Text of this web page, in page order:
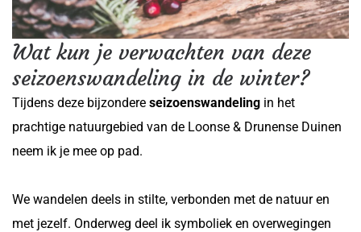
Wat kun je verwachten van deze
seizoenswandeling in de winter?
Tijdens deze bijzondere seizoenswandeling in het
prachtige natuurgebied van de Loonse & Drunense Duinen
neem ik je mee op pad.
We wandelen deels in stilte, verbonden met de natuur en
met jezelf. Onderweg deel ik symboliek en overwegingen